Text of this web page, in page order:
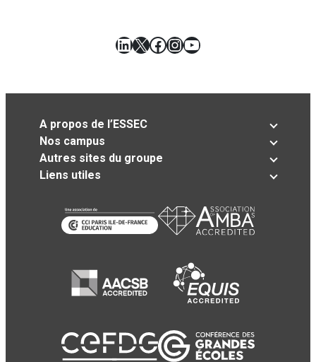
LinkedIn
X Facebook
Instagram
YouTube
A propos de l’ESSEC
Nos campus
Autres sites du groupe
Liens utiles